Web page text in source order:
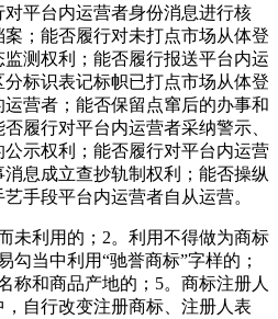
平台内运营者身份消息进行核
；能否履行对未打点市场从体登
测权利；能否履行报送平台内运
标识表记标帜已打点市场从体登
营者；能否保留点窜后的办事和
履行对平台内运营者采纳警示、
示权利；能否履行对平台内运营
息成立查抄轨制权利；能否操纵
手段平台内运营者自从运营。
利用的；2。利用不得做为商标
勾当中利用“驰誉商标”字样的；
称和商品产地的；5。商标注册人
自行改变注册商标、注册人表